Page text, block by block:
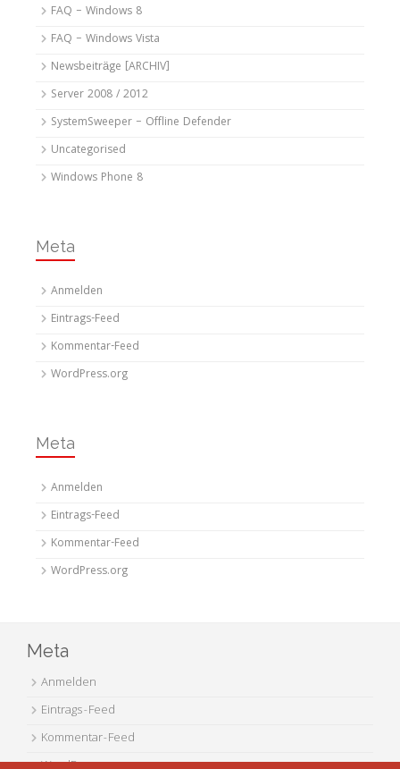
FAQ – Windows 8
FAQ – Windows Vista
Newsbeiträge [ARCHIV]
Server 2008 / 2012
SystemSweeper – Offline Defender
Uncategorised
Windows Phone 8
Meta
Anmelden
Eintrags-Feed
Kommentar-Feed
WordPress.org
Meta
Anmelden
Eintrags-Feed
Kommentar-Feed
WordPress.org
Meta
Anmelden
Eintrags-Feed
Kommentar-Feed